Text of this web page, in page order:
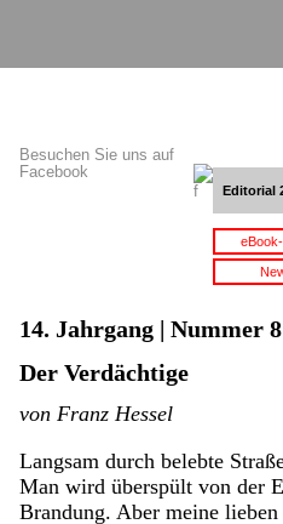
Besuchen Sie uns auf
Facebook
Editorial
14. Jahrgang | Nummer
Der Verdächtige
von Franz Hessel
Langsam durch belebte
Man wird überspült von der
Brandung. Aber meine